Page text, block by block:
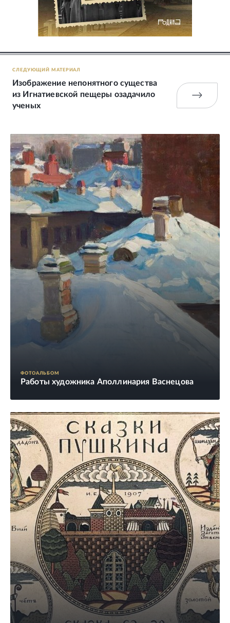
ФОТОАЛЬБОМ
Работы художника Аполлинария Васнецова
СЛЕДУЮЩИЙ МАТЕРИАЛ
Изображение непонятного существа
из Игнатиевской пещеры озадачило
ученых